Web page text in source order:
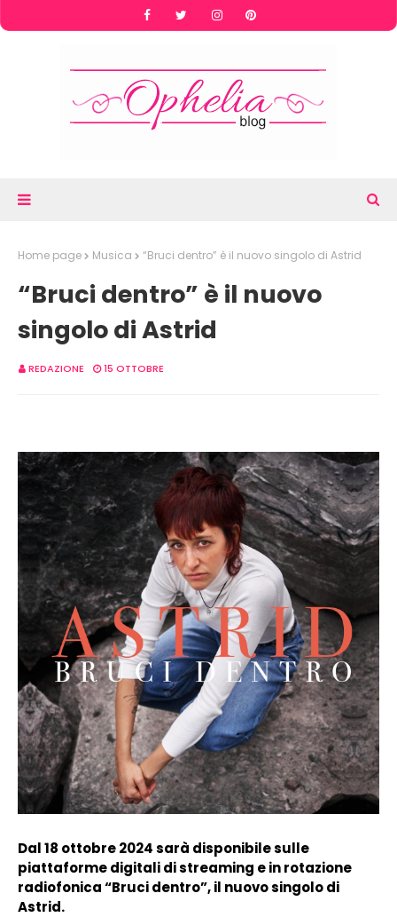
Home page Musica “Bruci dentro” è il nuovo singolo di Astrid
“Bruci dentro” è il nuovo
singolo di Astrid
REDAZIONE 15 OTTOBRE
Dal 18 ottobre 2024 sarà disponibile sulle
piattaforme digitali di streaming e in rotazione
radiofonica “Bruci dentro”, il nuovo singolo di
Astrid.